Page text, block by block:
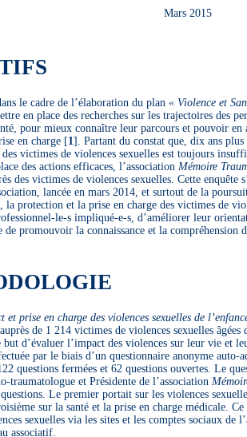
Mars 2015
le cadre de l’élaboration du plan « Violence et
en place des recherches sur les trajectoires des
pour mieux connaître leur parcours et pouvoir
en charge[1] . Partant du constat que, dix ans
victimes de violences sexuelles est toujours
des actions efficaces, l’association Mémoire
des victimes de violences sexuelles. Cette enquête
lancée en mars 2014, et surtout de la
protection et la prise en charge des victimes de
le-s impliqué-e-s, d’améliorer leur
promouvoir la connaissance et la compréhension
et prise en charge des violences sexuelles de
de 1 214 victimes de violences sexuelles
but d’évaluer l’impact des violences sur leur vie et
par le biais d’un questionnaire anonyme
questions fermées et 62 questions ouvertes. Le
traumatologue et Présidente de l’association
Le premier portait sur les violences
sur la santé et la prise en charge médicale.
sexuelles via les sites et les comptes sociaux de
associatif.